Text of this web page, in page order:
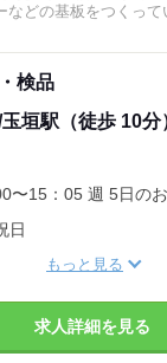
などの基板をつくっ
検品
垣駅（徒歩 10分
〜15：05 週 5日のお
日
もっと見る
求人詳細を見る